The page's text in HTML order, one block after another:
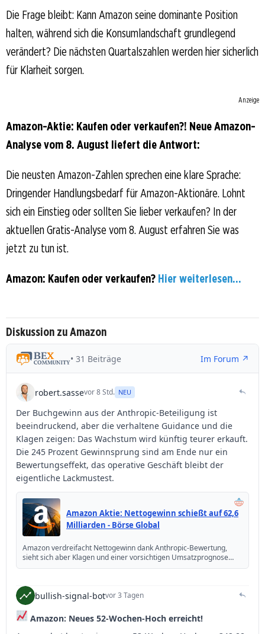
Die Frage bleibt: Kann Amazon seine dominante Position
halten, während sich die Konsumlandschaft grundlegend
verändert? Die nächsten Quartalszahlen werden hier sicherlich
für Klarheit sorgen.
Anzeige
Amazon-Aktie: Kaufen oder verkaufen?! Neue Amazon-
Analyse vom 8. August liefert die Antwort:
Die neusten Amazon-Zahlen sprechen eine klare Sprache:
Dringender Handlungsbedarf für Amazon-Aktionäre. Lohnt
sich ein Einstieg oder sollten Sie lieber verkaufen? In der
aktuellen Gratis-Analyse vom 8. August erfahren Sie was
jetzt zu tun ist.
Amazon: Kaufen oder verkaufen? Hier weiterlesen...
Diskussion zu Amazon